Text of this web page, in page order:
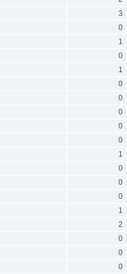
3
0
1
0
1
0
0
0
0
0
1
0
0
0
1
2
0
0
0